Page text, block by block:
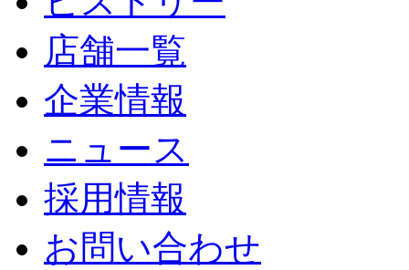
店舗一覧
企業情報
ニュース
採用情報
お問い合わせ